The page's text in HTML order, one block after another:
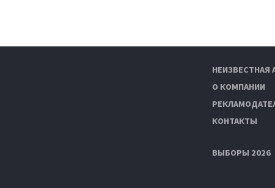
НЕИЗВЕСТНАЯ
О КОМПАНИИ
КОНТАКТЫ
ВЫБОРЫ 2026